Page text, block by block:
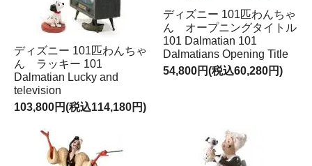
ディズニー 101匹わんちゃ
ん ラッキー 101
Dalmatian Lucky and
television
103,800円(税込114,180円)
ディズニー 101匹わんちゃ
ん オープニングタイトル
101 Dalmatian 101
Dalmatians Opening Title
54,800円(税込60,280円)